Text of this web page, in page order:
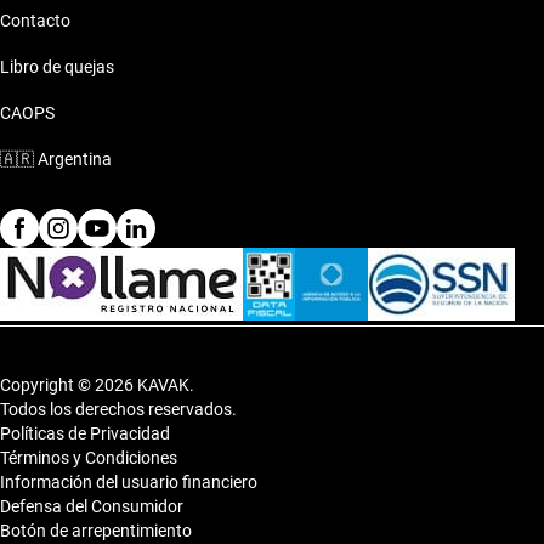
Contacto
Libro de quejas
CAOPS
🇦🇷Argentina
Copyright © 2026 KAVAK.
Todos los derechos reservados.
Políticas de Privacidad
Términos y Condiciones
Información del usuario financiero
Defensa del Consumidor
Botón de arrepentimiento